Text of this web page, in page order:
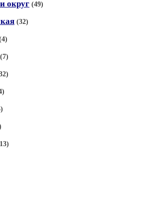
округ (49)
(32)
(7)